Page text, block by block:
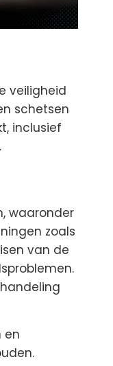
veiligheid
schetsen
inclusief
waaronder
zoals
van de
en